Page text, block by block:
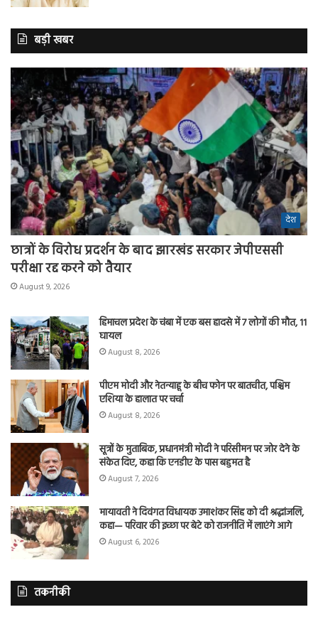
बड़ी खबर
देश
छात्रों के विरोध प्रदर्शन के बाद झारखंड सरकार जेपीएससी
परीक्षा रद्द करने को तैयार
August 9, 2026
हिमाचल प्रदेश के चंबा में एक बस हादसे में 7 लोगों की मौत, 11
घायल
August 8, 2026
पीएम मोदी और नेतन्याहू के बीच फोन पर बातचीत, पश्चिम
एशिया के हालात पर चर्चा
August 8, 2026
सूत्रों के मुताबिक, प्रधानमंत्री मोदी ने परिसीमन पर जोर देने के
संकेत दिए, कहा कि एनडीए के पास बहुमत है
August 7, 2026
मायावती ने दिवंगत विधायक उमाशंकर सिंह को दी श्रद्धांजलि,
कहा— परिवार की इच्छा पर बेटे को राजनीति में लाएंगे आगे
August 6, 2026
तकनीकी